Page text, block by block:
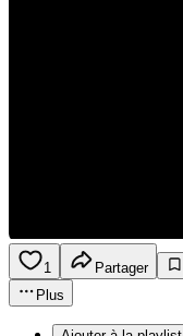
1 Partager
Plus